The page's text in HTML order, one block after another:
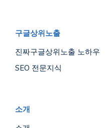
구글상위노출
진짜구글상위노출 노하우
SEO 전문지식
소개